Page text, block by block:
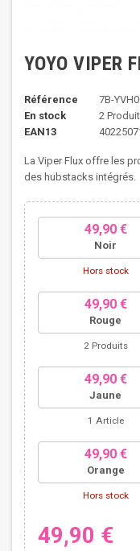
YOYO VIPER
Référence
7B-
En stock
2
EAN13
La Viper Flux offre les
des hubstacks intégrés.
49,90 €
Noir
Hors stock
49,90 €
Rouge
2 Produits
49,90 €
Jaune
1 Article
49,90 €
Orange
Hors stock
49,90 €